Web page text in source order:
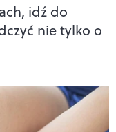
idź do
nie tylko o